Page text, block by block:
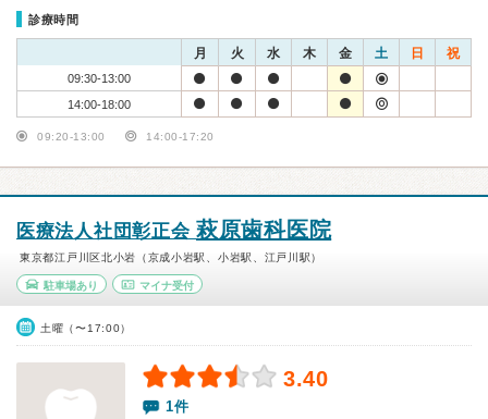
診療時間
月 火 水 木 金 土 日 祝
09:30-13:00
14:00-18:00
09:20-13:00 14:00-17:20
医療法人社団彰正会 萩原歯科医院
東京都江戸川区北小岩（京成小岩駅、小岩駅、江戸川駅）
駐車場あり マイナ受付
土曜（〜17:00）
3.40
1件